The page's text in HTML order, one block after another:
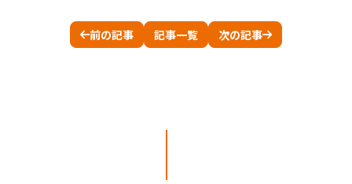
前の記事 記事一覧 次の記事